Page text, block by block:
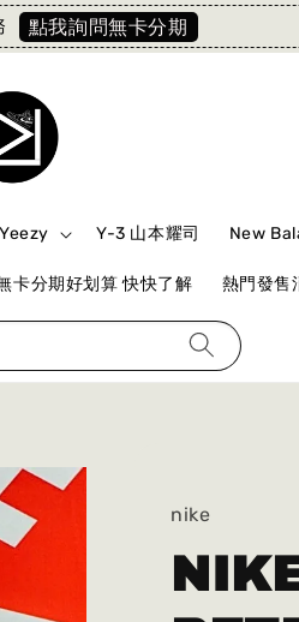
點我詢問無卡分期
Yeezy Y-3 山本耀司 New
卡分期好划算 快快了解 熱門發售
nike